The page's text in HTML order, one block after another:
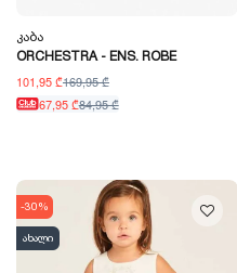
Კაბა
ORCHESTRA - ENS. ROBE
101,95 ₾169,95 ₾
67,95 ₾84,95 ₾
-30%
ახალი